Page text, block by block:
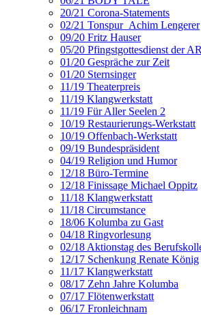
20/21 Corona-Statements
02/21 Tonspur_Achim Lengerer
09/20 Fritz Hauser
05/20 Pfingstgottesdienst der
01/20 Gespräche zur Zeit
01/20 Sternsinger
11/19 Theaterpreis
11/19 Klangwerkstatt
11/19 Für Aller Seelen 2
10/19 Restaurierungs-Werkstatt
10/19 Offenbach-Werkstatt
09/19 Bundespräsident
04/19 Religion und Humor
12/18 Büro-Termine
12/18 Finissage Michael Oppitz
11/18 Klangwerkstatt
11/18 Circumstance
18/06 Kolumba zu Gast
04/18 Ringvorlesung
02/18 Aktionstag des
12/17 Schenkung Renate König
11/17 Klangwerkstatt
08/17 Zehn Jahre Kolumba
07/17 Flötenwerkstatt
06/17 Fronleichnam